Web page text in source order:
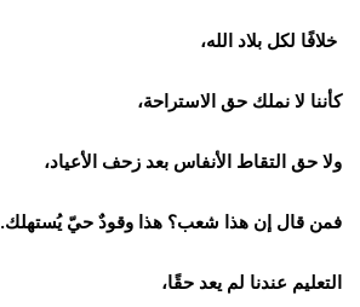
خلافًا لكل بلاد الله،
كأننا لا نملك حق الاستراحة،
ولا حق التقاط الأنفاس بعد زحف الأعياد،
فمن قال إن هذا شعب؟ هذا وقودٌ حيّ يُستهلك.
التعليم عندنا لم يعد حقًا،